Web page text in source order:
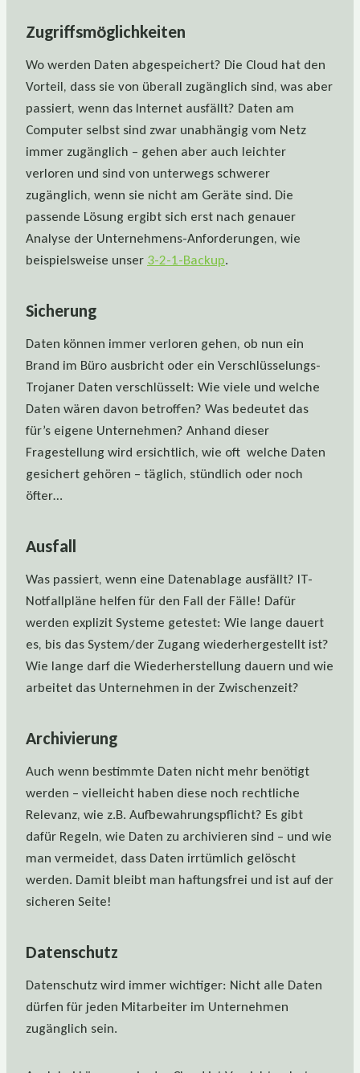
Zugriffsmöglichkeiten
Wo werden Daten abgespeichert? Die Cloud hat den
Vorteil, dass sie von überall zugänglich sind, was aber
passiert, wenn das Internet ausfällt? Daten am
Computer selbst sind zwar unabhängig vom Netz
immer zugänglich – gehen aber auch leichter
verloren und sind von unterwegs schwerer
zugänglich, wenn sie nicht am Geräte sind. Die
passende Lösung ergibt sich erst nach genauer
Analyse der Unternehmens-Anforderungen, wie
beispielsweise unser 3-2-1-Backup.
Sicherung
Daten können immer verloren gehen, ob nun ein
Brand im Büro ausbricht oder ein Verschlüsselungs-
Trojaner Daten verschlüsselt: Wie viele und welche
Daten wären davon betroffen? Was bedeutet das
für’s eigene Unternehmen? Anhand dieser
Fragestellung wird ersichtlich, wie oft welche Daten
gesichert gehören – täglich, stündlich oder noch
öfter…
Ausfall
Was passiert, wenn eine Datenablage ausfällt? IT-
Notfallpläne helfen für den Fall der Fälle! Dafür
werden explizit Systeme getestet: Wie lange dauert
es, bis das System/der Zugang wiederhergestellt ist?
Wie lange darf die Wiederherstellung dauern und wie
arbeitet das Unternehmen in der Zwischenzeit?
Archivierung
Auch wenn bestimmte Daten nicht mehr benötigt
werden – vielleicht haben diese noch rechtliche
Relevanz, wie z.B. Aufbewahrungspflicht? Es gibt
dafür Regeln, wie Daten zu archivieren sind – und wie
man vermeidet, dass Daten irrtümlich gelöscht
werden. Damit bleibt man haftungsfrei und ist auf der
sicheren Seite!
Datenschutz
Datenschutz wird immer wichtiger: Nicht alle Daten
dürfen für jeden Mitarbeiter im Unternehmen
zugänglich sein.